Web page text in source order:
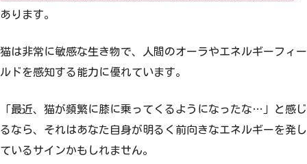
あります。
猫は非常に敏感な生き物で、人間のオーラやエネルギーフィー
ルドを感知する能力に優れています。
「最近、猫が頻繁に膝に乗ってくるようになったな…」と感じ
るなら、それはあなた自身が明るく前向きなエネルギーを発し
ているサインかもしれません。